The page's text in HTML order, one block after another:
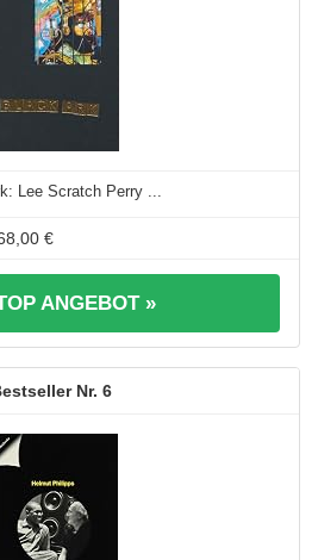
Lee Scratch Perry ...
€
ANGEBOT »
6